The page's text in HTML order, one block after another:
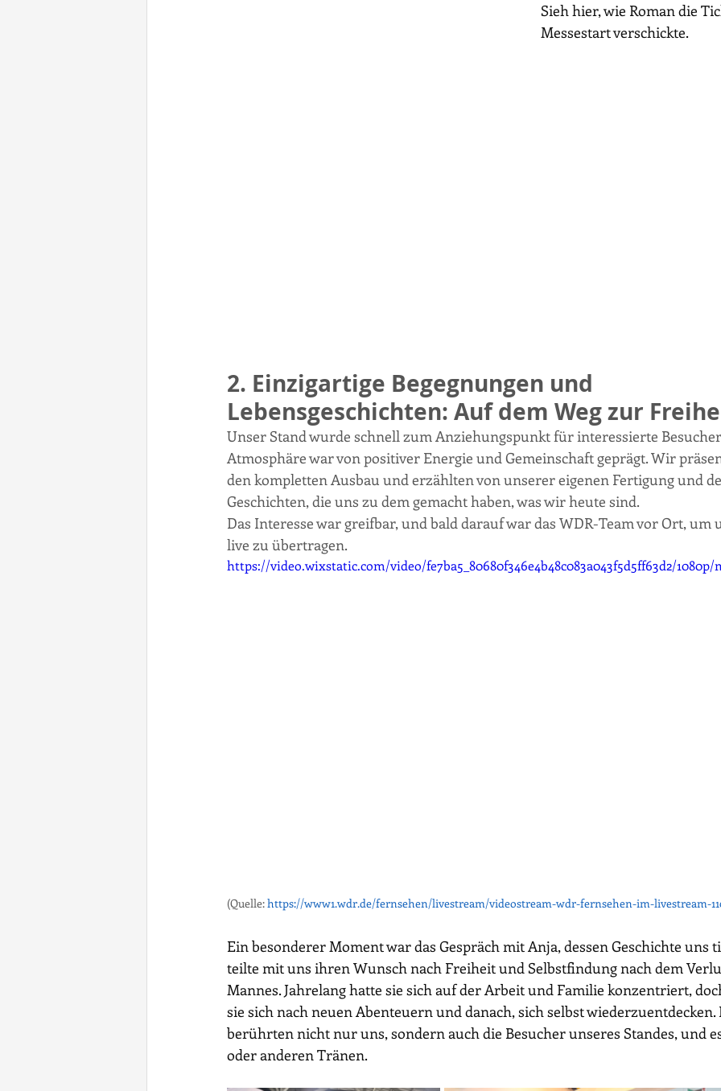
Sieh hier, wie Roman die
Messestart verschickte.
2. Einzigartige Begegnungen und
Lebensgeschichten: Auf dem Weg zur
Unser Stand wurde schnell zum Anziehungspunkt für interessierte
Atmosphäre war von positiver Energie und Gemeinschaft geprägt. Wir
den kompletten Ausbau und erzählten von unserer eigenen Fertigung und
Geschichten, die uns zu dem gemacht haben, was wir heute sind.
Das Interesse war greifbar, und bald darauf war das WDR-Team vor Ort, um
live zu übertragen.
https://video.wixstatic.com/video/fe7ba5_80680f346e4b48c083a043f5d5ff63d2/
(Quelle: https://www1.wdr.de/fernsehen/livestream/videostream-wdr-fernsehen-im-livestream-
Ein besonderer Moment war das Gespräch mit Anja, dessen Geschichte uns
teilte mit uns ihren Wunsch nach Freiheit und Selbstfindung nach dem
Mannes. Jahrelang hatte sie sich auf der Arbeit und Familie konzentriert,
sie sich nach neuen Abenteuern und danach, sich selbst
berührten nicht nur uns, sondern auch die Besucher unseres Standes, und
oder anderen Tränen.